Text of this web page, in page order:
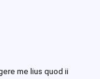
me lius quod ii